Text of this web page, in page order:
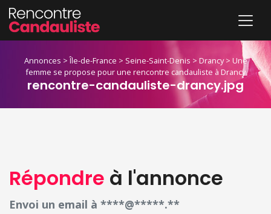
Annonces >Île-de-France > Seine-Saint-Denis > Drancy> Une
femme se propose pour une rencontre candauliste à Drancy
rencontre-candauliste-drancy.jpg
Répondre à l'annonce
Envoi un email à ****@*****.**